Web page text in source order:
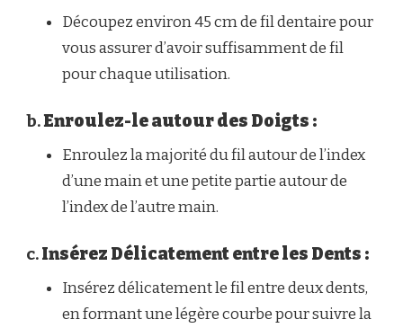
Découpez environ 45 cm de fil dentaire pour
vous assurer d’avoir suffisamment de fil
pour chaque utilisation.
b.Enroulez-le autour des Doigts :
Enroulez la majorité du fil autour de l’index
d’une main et une petite partie autour de
l’index de l’autre main.
c.Insérez Délicatement entre les Dents :
Insérez délicatement le fil entre deux dents,
en formant une légère courbe pour suivre la